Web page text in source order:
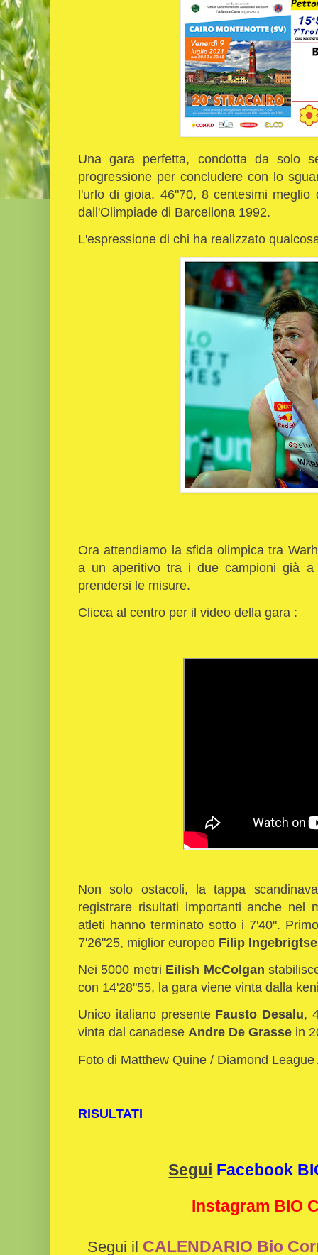
Una gara perfetta, condotta da solo
progressione per concludere con lo
l'urlo di gioia. 46"70, 8 centesimi
dall'Olimpiade di Barcellona 1992.
L'espressione di chi ha realizzato
Ora attendiamo la sfida olimpica tra
a un aperitivo tra i due campioni già
prendersi le misure.
Clicca al centro per il video della gara :
Non solo ostacoli, la tappa
registrare risultati importanti anche nel
atleti hanno terminato sotto i 7'40".
7'26"25, miglior europeo Filip
Nei 5000 metri Eilish McColgan
con 14'28"55, la gara viene vinta dalla
Unico italiano presente Fausto Desalu,
vinta dal canadese Andre De Grasse in
Foto di Matthew Quine / Diamond League
RISULTATI
Segui Facebook
Instagram BIO
Segui il CALENDARIO Bio